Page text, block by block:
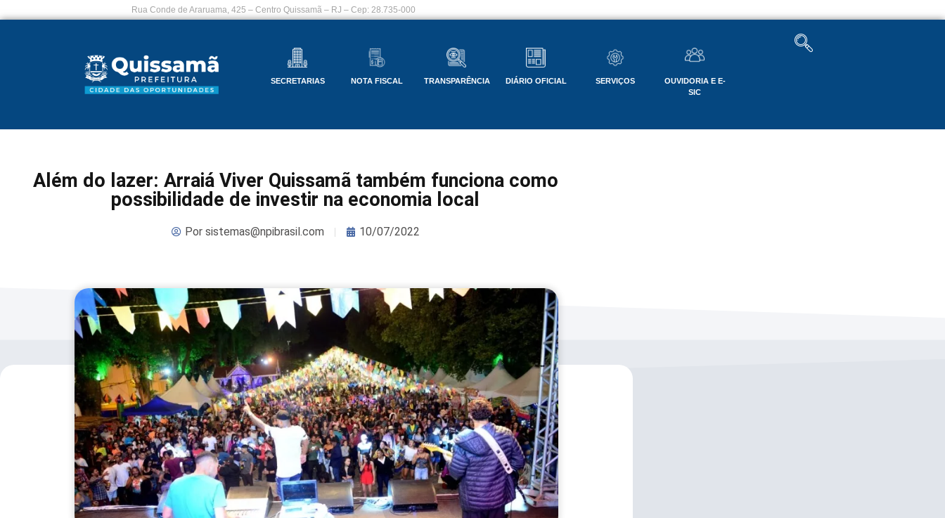
Rua Conde de Araruama, 425 – Centro Quissamã – RJ – Cep: 28.735-000
SECRETARIAS NOTA FISCAL TRANSPARÊNCIA DIÁRIO OFICIAL SERVIÇOS
OUVIDORIA E E-
SIC
Além do lazer: Arraiá Viver Quissamã também funciona como
possibilidade de investir na economia local
Porsistemas@npibrasil.com 10/07/2022